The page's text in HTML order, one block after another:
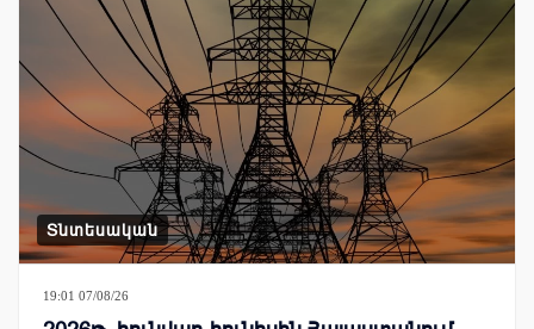
Տնտեսական
19:01 07/08/26